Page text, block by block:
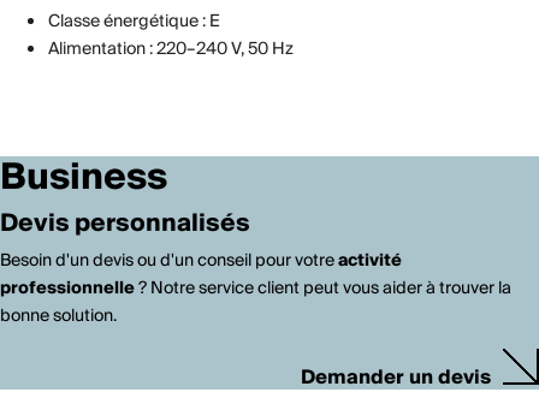
Classe énergétique : E
Alimentation : 220–240 V, 50 Hz
Business
Devis personnalisés
Besoin d'un devis ou d'un conseil pour votreactivité
professionnelle? Notre service client peut vous aider à trouver la
bonne solution.
Demander un devis